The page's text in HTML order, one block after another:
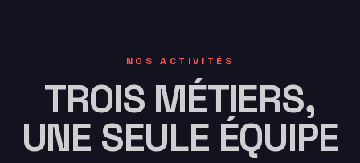
NOS ACTIVITÉS
TROIS MÉTIERS,
UNE SEULE ÉQUIPE